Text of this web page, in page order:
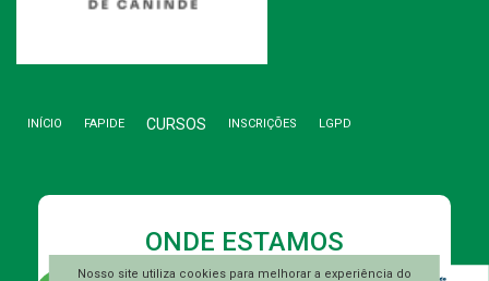
INÍCIO FAPIDE CURSOS INSCRIÇÕES LGPD
ONDE ESTAMOS
Rua A, S/N, Lote 01, Quadra F-26A
Nosso site utiliza cookies para melhorar a experiência do